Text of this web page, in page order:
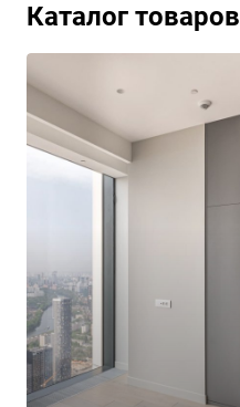
Каталог товаров